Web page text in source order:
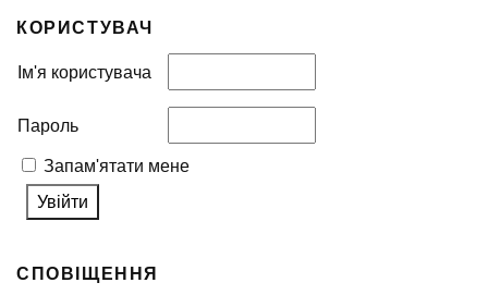
КОРИСТУВАЧ
Ім'я користувача
Пароль
Запам'ятати мене
СПОВІЩЕННЯ